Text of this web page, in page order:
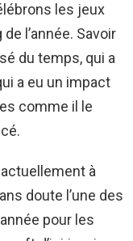
les jeux
l’année. Savoir
du temps, qui a
a eu un impact
comme il le
à
doute l’une des
pour les